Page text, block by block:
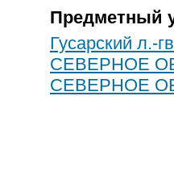
Предметный
Гусарский л.-
СЕВЕРНОЕ
СЕВЕРНОЕ